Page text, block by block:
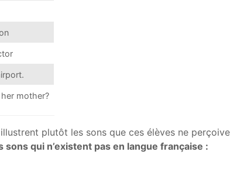
mother?
plutôt les sons que ces élèves ne
sons qui n’existent pas en langue française :